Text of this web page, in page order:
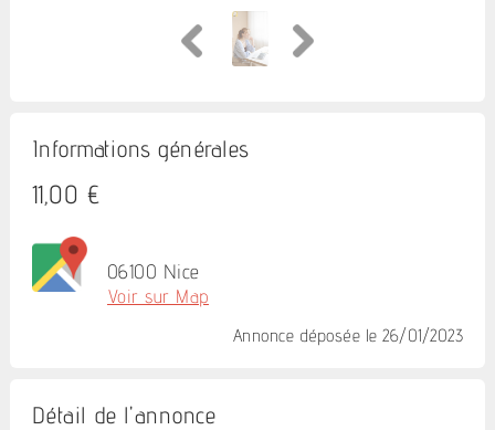
Informations générales
11,00 €
06100 Nice
Voir sur Map
Annonce déposée le 26/01/2023
Détail de l'annonce